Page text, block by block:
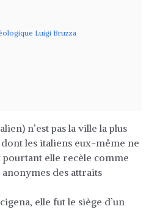
Luigi Bruzza
n’est pas la ville la plus
les italiens eux-même ne
pourtant elle recèle comme
anonymes des attraits
elle fut le siège d’un